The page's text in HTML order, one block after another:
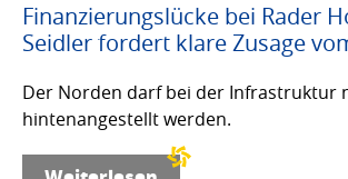
Finanzierungslücke bei Rader
Seidler fordert klare Zusage
Der Norden darf bei der Infrastruktur
hintenangestellt werden.